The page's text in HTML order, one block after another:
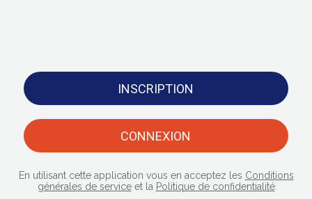
INSCRIPTION
CONNEXION
En utilisant cette application vous en acceptez les Conditions
générales de serviceet la Politique de confidentialité